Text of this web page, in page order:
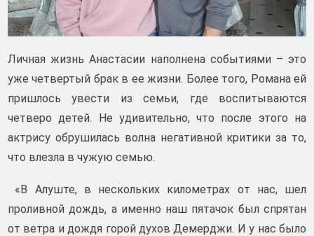
Личная жизнь Анастасии наполнена событиями – это
уже четвертый брак в ее жизни. Более того, Романа ей
пришлось увести из семьи, где воспитываются
четверо детей. Не удивительно, что после этого на
актрису обрушилась волна негативной критики за то,
что влезла в чужую семью.
«В Алуште, в нескольких километрах от нас, шел
проливной дождь, а именно наш пятачок был спрятан
от ветра и дождя горой духов Демерджи. И у нас было